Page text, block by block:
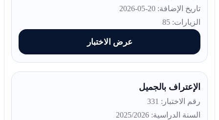
تاريخ الإضافة: 20-05-2026
الزيارات: 85
عرض الاختبار
الإعتراف بالجميل
رقم الاختبار: 331
السنة الدراسية: 2025/2026